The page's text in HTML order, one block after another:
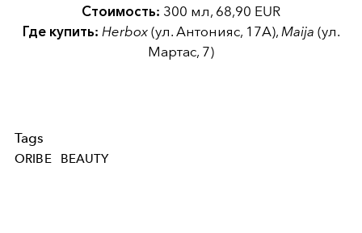
Стоимость: 300 мл, 68,90 EUR
Где купить: Herbox(ул. Антонияс, 17А), Maija (ул.
Мартас, 7)
Tags
ORIBE BEAUTY